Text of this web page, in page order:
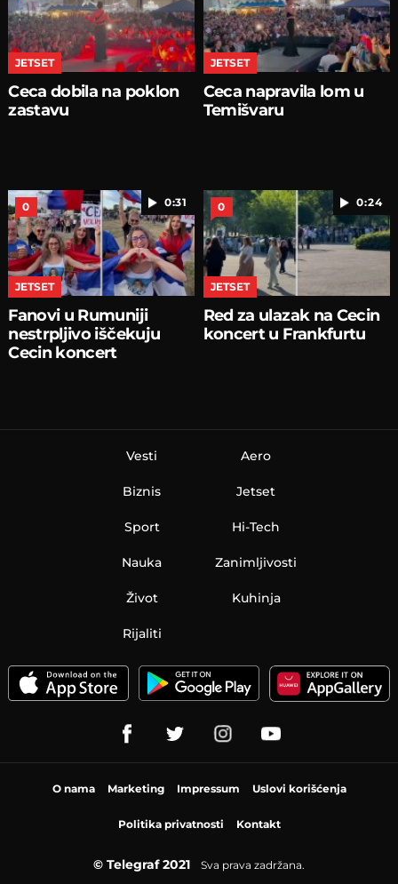
JETSET
Ceca dobila na poklon
zastavu
JETSET
Ceca napravila lom u
Temišvaru
0:31
0
JETSET
Fanovi u Rumuniji
nestrpljivo iščekuju
Cecin koncert
0:24
0
JETSET
Red za ulazak na Cecin
koncert u Frankfurtu
Vesti
Biznis
Sport
Nauka
Aero
Jetset
Hi-Tech
Zanimljivosti
Život Kuhinja
Rijaliti
O nama Marketing Impressum Uslovi korišćenja
Politika privatnosti Kontakt
© Telegraf 2021 Sva prava zadržana.